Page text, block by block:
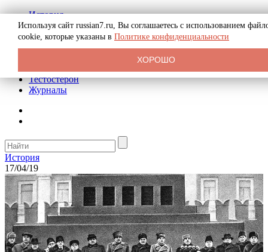
История
Биография
Криминал
Реклама на сайте
Тестостерон
Журналы
История
17/04/19
Используя сайт russian7.ru, Вы соглашаетесь с использованием
cookie, которые указаны в Политике конфиденциальности
ХОРОШО